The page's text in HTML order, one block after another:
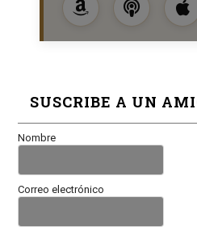
SUSCRIBE A UN
Nombre
Correo electrónico